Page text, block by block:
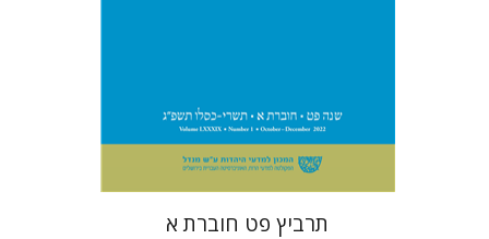
$29
$26
תרביץ פט חוברת א